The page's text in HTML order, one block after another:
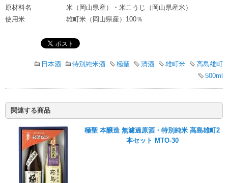
原材料名
米（岡山県産）・米こうじ（岡山県産米）
使用米
雄町米（岡山県産）100％
日本酒 特別純米酒 極聖 清酒 雄町米
高島雄町
500ml
関連する商品
極聖 本醸造 無濾過原酒・特別純米 高島雄町2
本セット MTO-30